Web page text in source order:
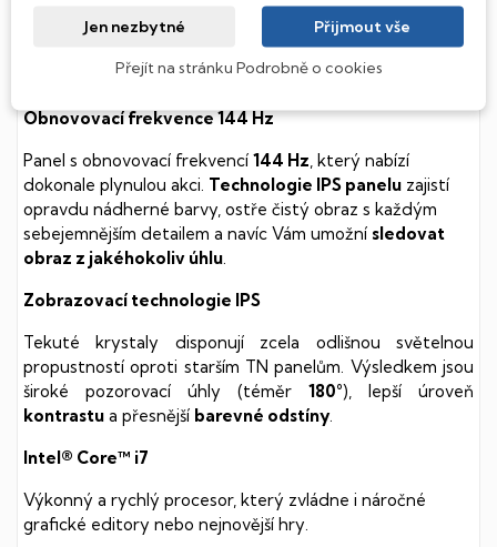
Integrovaný systém úsporných LED diod osvítí jednotlivé
klávesy tak, aby byly krásně čitelné i během temné noci,
stále však decentně, aby nikterak nedráždily Váš zrak.
Obnovovací frekvence 144 Hz
Panel s obnovovací frekvencí 144 Hz , který nabízí
dokonale plynulou akci. Technologie IPS panelu zajistí
opravdu nádherné barvy, ostře čistý obraz s každým
sebejemnějším detailem a navíc Vám umožní sledovat
obraz z jakéhokoliv úhlu
Zobrazovací technologie IPS
Tekuté krystaly disponují zcela odlišnou světelnou
propustností oproti starším TN panelům. Výsledkem jsou
široké pozorovací úhly (téměr 180°), lepší úroveň
kontrastu a přesnější barevné odstíny
Intel® Core™ i7
Výkonný a rychlý procesor, který zvládne i náročné
grafické editory nebo nejnovější hry.
Jen nezbytné Přijmout vše
Přejít na stránku Podrobně o cookies